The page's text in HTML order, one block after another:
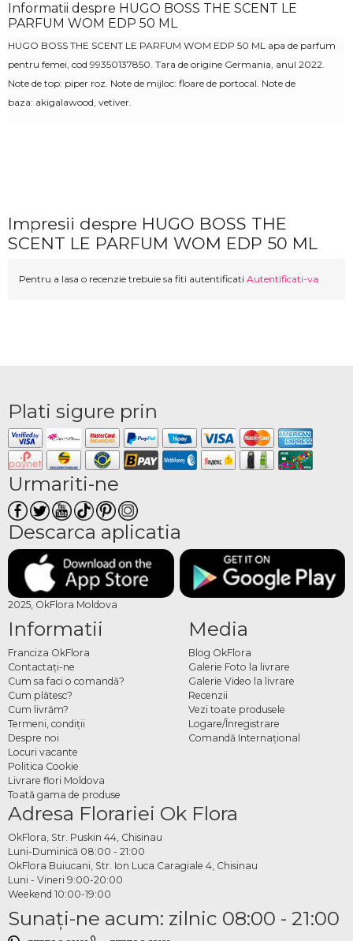
Informatii despre HUGO BOSS THE SCENT LE
PARFUM WOM EDP 50 ML
HUGO BOSS THE SCENT LE PARFUM WOM EDP 50 ML apa de parfum
pentru femei, cod 99350137850. Tara de origine Germania, anul 2022.
Note de top: piper roz. Note de mijloc: floare de portocal. Note de
baza: akigalawood, vetiver.
Impresii despre HUGO BOSS THE
SCENT LE PARFUM WOM EDP 50 ML
Pentru a lasa o recenzie trebuie sa fiti autentificati Autentificati-va
Plati sigure prin
Urmariti-ne
Descarca aplicatia
2025, OkFlora Moldova
Informatii
Franciza OkFlora
Contactaţi-ne
Cum sa faci o comandă?
Cum plătesc?
Cum livrăm?
Termeni, condiţii
Despre noi
Locuri vacante
Politica Cookie
Livrare flori Moldova
Toată gama de produse
Media
Blog OkFlora
Galerie Foto la livrare
Galerie Video la livrare
Recenzii
Vezi toate produsele
Logare/Înregistrare
Comandă Internațional
Adresa Florariei Ok Flora
OkFlora, Str. Puskin 44, Chisinau
Luni-Duminică 08:00 - 21:00
OkFlora Buiucani, Str. Ion Luca Caragiale 4, Chisinau
Luni - Vineri 9:00-20:00
Weekend 10:00-19:00
Sunaţi-ne acum: zilnic 08:00 - 21:00